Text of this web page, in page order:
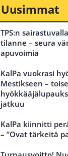
Uusimmat
TPS:n
tilanne – seura
apuvoimia
KalPa vuokrasi
Mestikseen –
jatkuu
KalPa kiinnitti
– ”Ovat tärkeitä